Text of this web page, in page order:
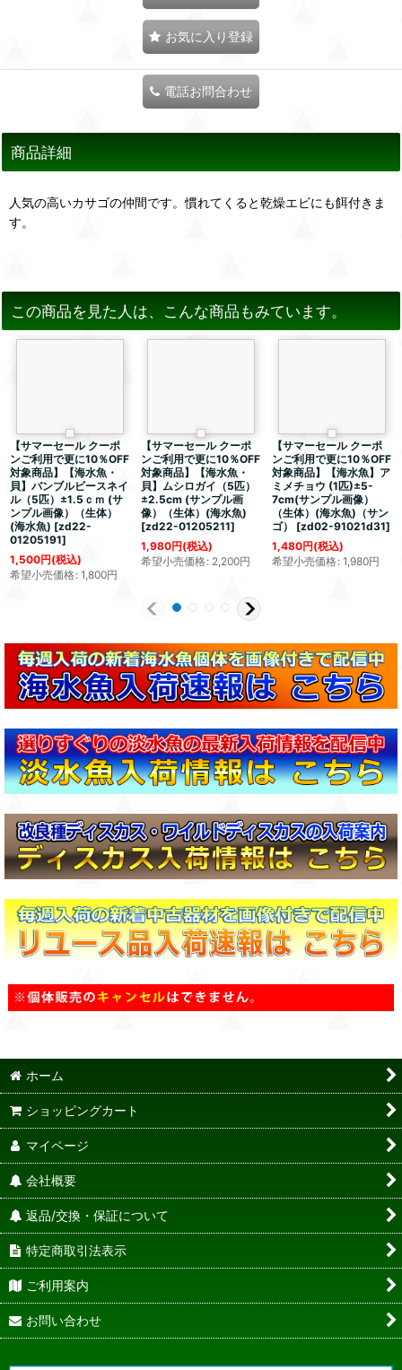
お気に入り登録
電話お問合わせ
商品詳細
人気の高いカサゴの仲間です。慣れてくると乾燥エビにも餌付きま
す。
この商品を見た人は、こんな商品もみています。
【サマーセール クーポ
ンご利用で更に10％OFF
対象商品】【海水魚・
貝】バンブルビースネイ
ル（5匹）±1.5ｃｍ (サ
ンプル画像）（生体）
(海水魚) [zd22-
01205191]
1,500円(税込)
希望小売価格: 1,800円
【サマーセール クーポ
ンご利用で更に10％OFF
対象商品】【海水魚・
貝】ムシロガイ（5匹）
±2.5cm (サンプル画
像）（生体）(海水魚)
[zd22-01205211]
1,980円(税込)
希望小売価格: 2,200円
【サマーセール クーポ
ンご利用で更に10％OFF
対象商品】【海水魚】ア
ミメチョウ (1匹)±5-
7cm(サンプル画像）
（生体）(海水魚)（サン
ゴ）
[zd02-91021d31]
1,480円(税込)
希望小売価格: 1,980円
ホーム
ショッピングカート
マイページ
会社概要
返品/交換・保証について
特定商取引法表示
ご利用案内
お問い合わせ